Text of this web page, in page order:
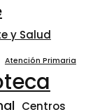
y Salud
Atención Primaria
Centros